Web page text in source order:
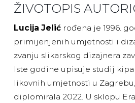
ŽIVOTOPIS
Lucija Jelić rođena je 1996.
primijenjenih umjetnosti i
zvanju slikarskog dizajnera
Iste godine upisuje studij
likovnih umjetnosti u
diplomirala 2022. U sklopu